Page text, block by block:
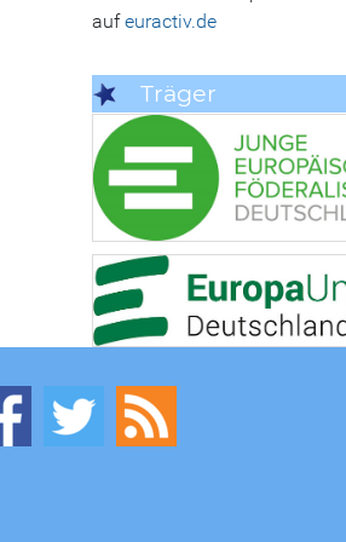
aufeuractiv.de
Träger